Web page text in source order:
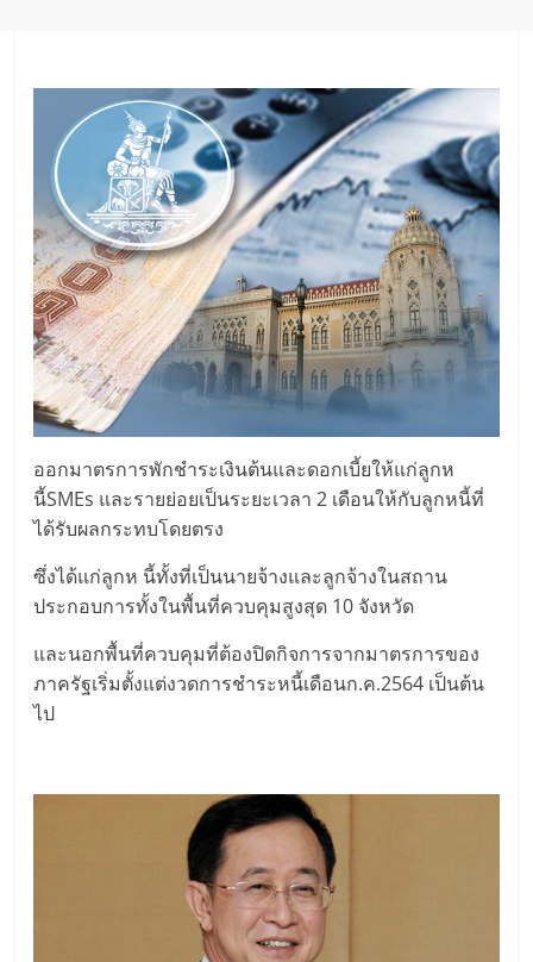
ออกมาตรการพักชำระเงินต้นและดอกเบี้ยให้แก่ลูกห
นี้SMEs และรายย่อยเป็นระยะเวลา 2 เดือนให้กับลูกหนี้ที่
ได้รับผลกระทบโดยตรง
ซึ่งได้แก่ลูกห นี้ทั้งที่เป็นนายจ้างและลูกจ้างในสถาน
ประกอบการทั้งในพื้นที่ควบคุมสูงสุด 10 จังหวัด
และนอกพื้นที่ควบคุมที่ต้องปิดกิจการจากมาตรการของ
ภาครัฐเริ่มตั้งแต่งวดการชำระหนี้เดือนก.ค.2564 เป็นต้น
ไป